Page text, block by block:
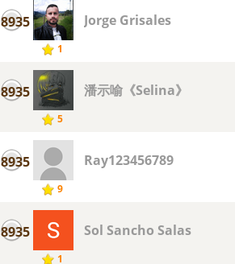
8935
1
Jorge Grisales
8935
5
潘示喻《Selina》
8935
9
Ray123456789
8935
1
Sol Sancho Salas